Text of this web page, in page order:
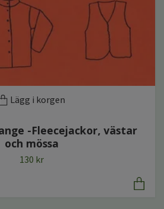
Lägg i korgen
-Fleecejackor, västar
och mössa
130 kr